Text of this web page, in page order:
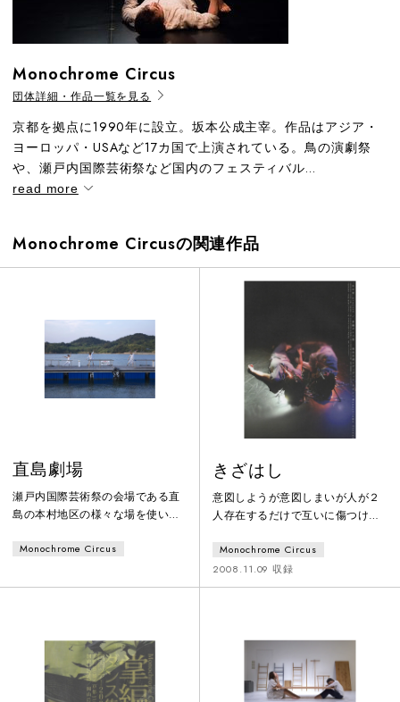
Monochrome Circus
団体詳細・作品一覧を見る
京都を拠点に1990年に設立。坂本公成主宰。作品はアジア・
ヨーロッパ・USAなど17カ国で上演されている。鳥の演劇祭
や、瀬戸内国際芸術祭など国内のフェスティバル...
read more
Monochrome Circusの関連作品
直島劇場
瀬戸内国際芸術祭の会場である直
島の本村地区の様々な場を使いダ
まるで劇場であるかのような感覚
シフィックダンス作品
Monochrome Circus
きざはし
意図しようが意図しまいが人が２
人存在するだけで互いに傷つけ合
付かないような階（きざはし）に
立ってみてそのことに気付く。言
葉になりようのない言葉、聞き取
してきた坂本＋森による対話のな
い対話。コンタクトの極北。
Monochrome Circus
2008.11.09 収録